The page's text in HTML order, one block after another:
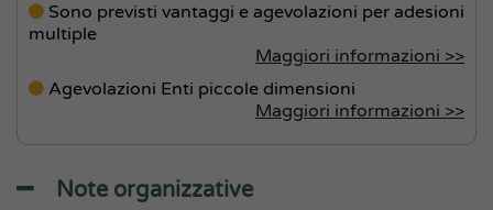
Sono previsti vantaggi e agevolazioni per adesioni
multiple
Maggiori informazioni >>
Agevolazioni Enti piccole dimensioni
Maggiori informazioni >>
Note organizzative